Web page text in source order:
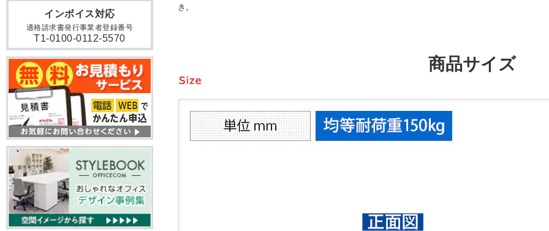
き。
商品サイズ
インボイス対応
適格請求書発行事業者登録番号
T1-0100-0112-5570